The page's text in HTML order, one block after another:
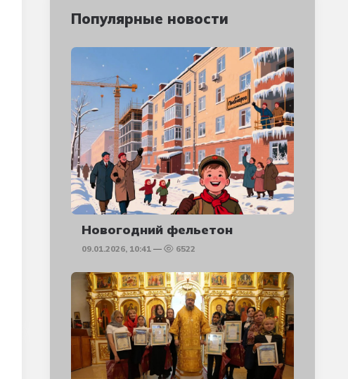
Популярные новости
Новогодний фельетон
09.01.2026, 10:41 6522